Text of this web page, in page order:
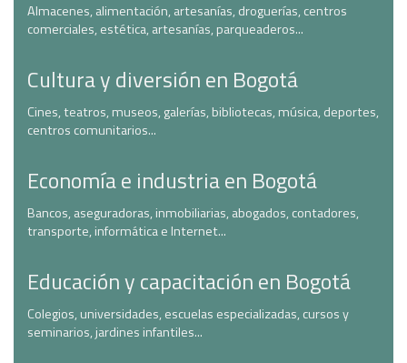
Almacenes, alimentación, artesanías, droguerías, centros
comerciales, estética, artesanías, parqueaderos...
Cultura y diversión en Bogotá
Cines, teatros, museos, galerías, bibliotecas, música, deportes,
centros comunitarios...
Economía e industria en Bogotá
Bancos, aseguradoras, inmobiliarias, abogados, contadores,
transporte, informática e Internet...
Educación y capacitación en Bogotá
Colegios, universidades, escuelas especializadas, cursos y
seminarios, jardines infantiles...